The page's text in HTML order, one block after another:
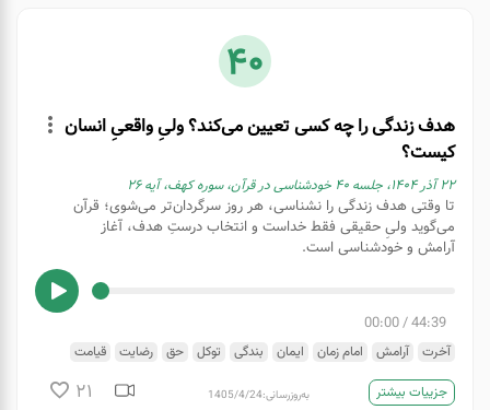
40
هدف زندگی را چه کسی تعیین می‌کند؟ ولیِ واقعیِ انسان
کیست؟
۲۲ آذر ۱۴۰۴، جلسه ۴۰ خودشناسی در قرآن، سوره کهف، آیه ۲۶
تا وقتی هدف زندگی را نشناسی، هر روز سرگردان‌تر می‌شوی؛ قرآن
می‌گوید ولیِ حقیقی فقط خداست و انتخاب درستِ هدف، آغاز
آرامش و خودشناسی است.
44:39
/
00:00
آخرت آرامش امام زمان ایمان بندگی توکل حق رضایت
قیامت
لقاء الله
یقین
جزییات بیشتر به‌روزرسانی:1405/4/24
21